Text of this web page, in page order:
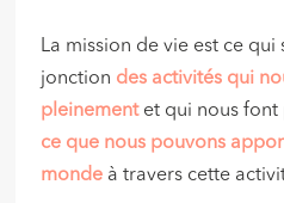
La mission de vie est ce qui
jonction des activités qui
pleinementet qui nous font
ce que nous pouvons
monde à travers cette